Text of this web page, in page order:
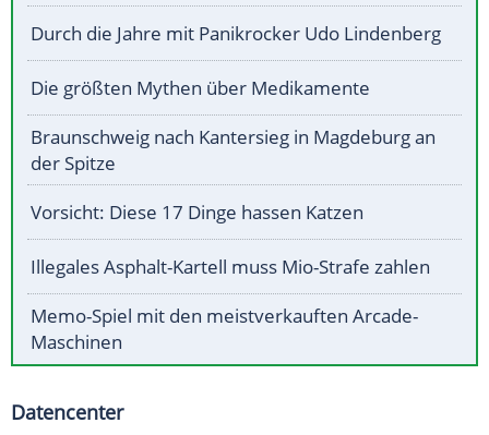
Durch die Jahre mit Panikrocker Udo Lindenberg
Die größten Mythen über Medikamente
Braunschweig nach Kantersieg in Magdeburg an
der Spitze
Vorsicht: Diese 17 Dinge hassen Katzen
Illegales Asphalt-Kartell muss Mio-Strafe zahlen
Memo-Spiel mit den meistverkauften Arcade-
Maschinen
Datencenter